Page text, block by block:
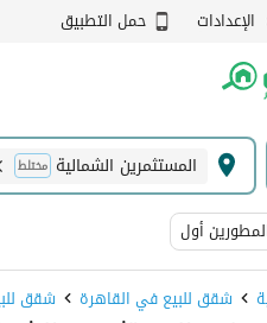
الإعدادات حمل التطبيق
المستثمرين الشمالية مختلط
أول
شقق للبيع في القاهرة شقق